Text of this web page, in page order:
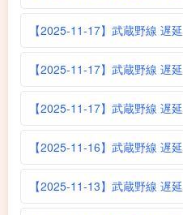
【2025-11-17】武蔵野線 遅延
【2025-11-17】武蔵野線 遅延
【2025-11-17】武蔵野線 遅延
【2025-11-16】武蔵野線 遅延
【2025-11-13】武蔵野線 遅延